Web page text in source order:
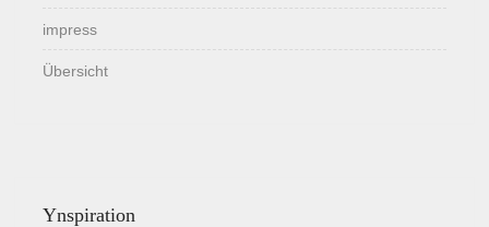
impress
Übersicht
Ynspiration